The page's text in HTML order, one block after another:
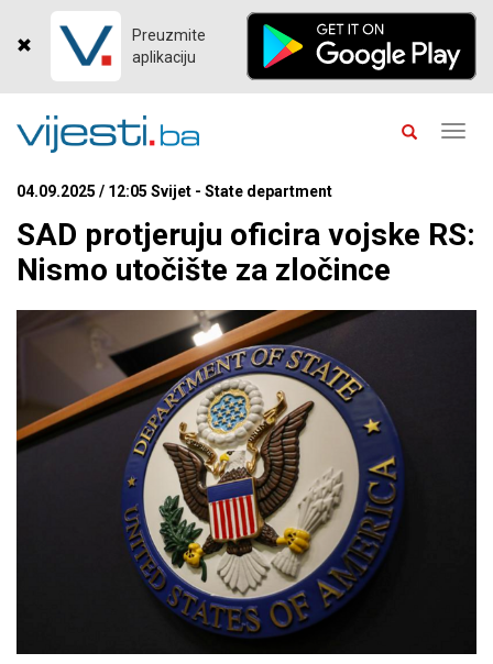
Preuzmite
aplikaciju
04.09.2025 / 12:05 Svijet - State department
SAD protjeruju oficira vojske RS:
Nismo utočište za zločince